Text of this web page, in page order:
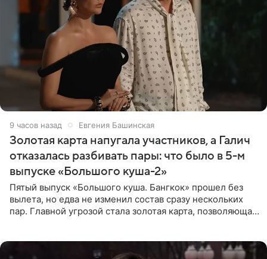
9 часов назад Евгения Башинская
Золотая карта напугала участников, а Галич
отказалась разбивать пары: что было в 5-м
выпуске «Большого куша-2»
Пятый выпуск «Большого куша. Бангкок» прошел без
вылета, но едва не изменил состав сразу нескольких
пар. Главной угрозой стала золотая карта, позволяющая